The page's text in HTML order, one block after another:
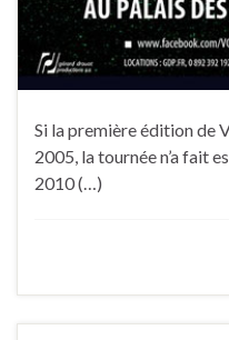
Si la première édition de
2005, la tournée n’a fait
2010 (…)